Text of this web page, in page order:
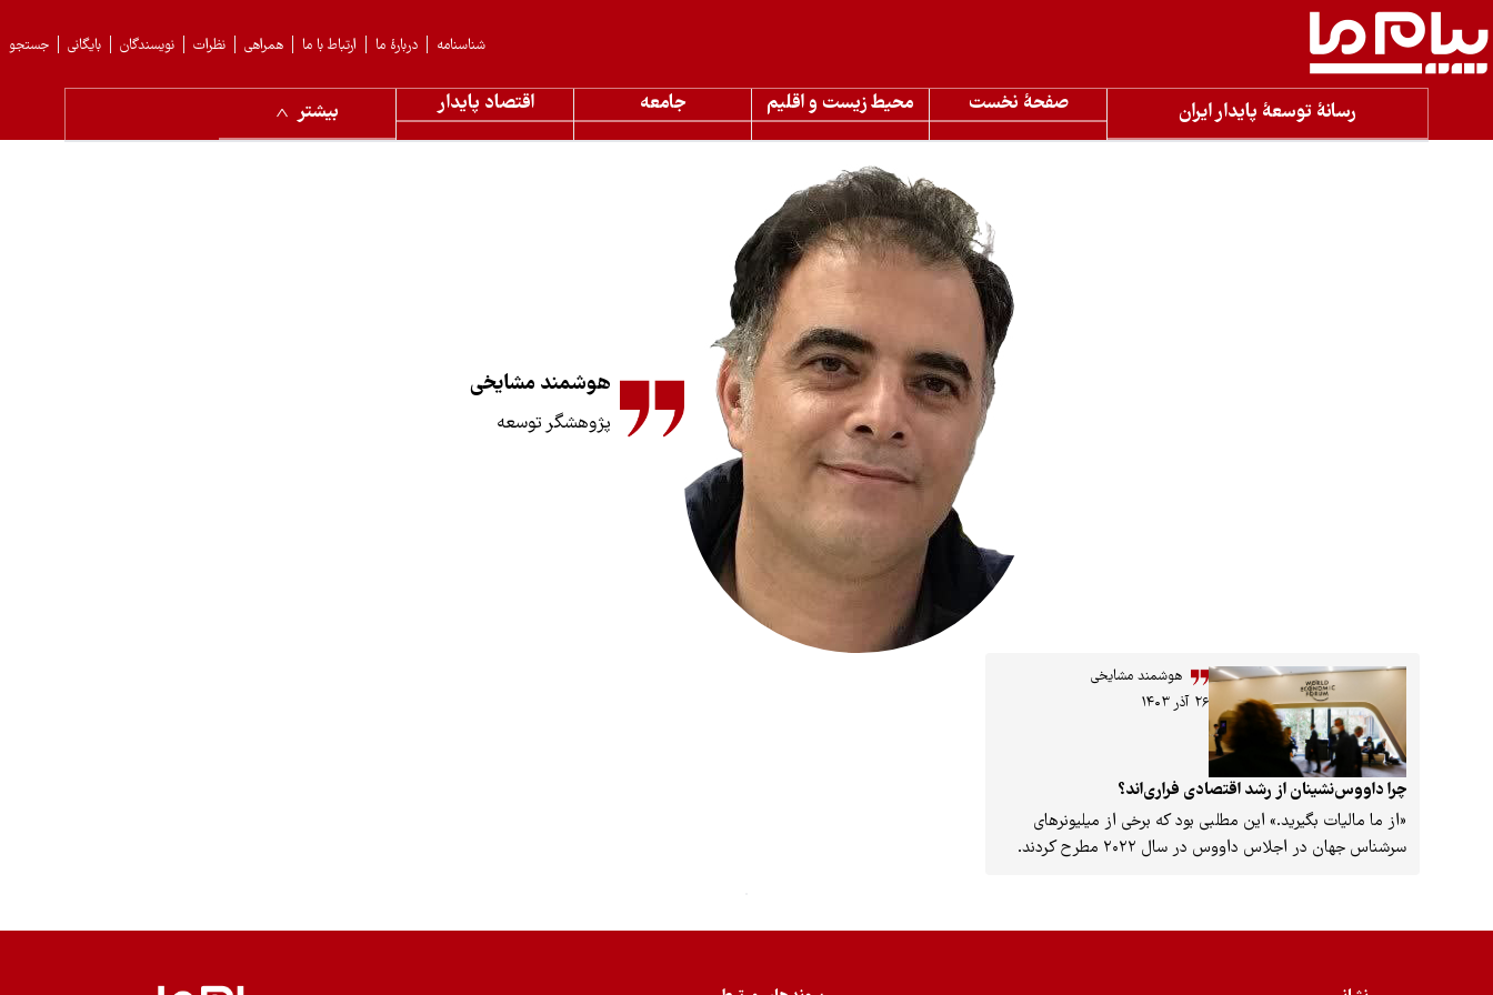
جستجو بایگانی نویسندگان نظرات همراهی ارتباط با ما دربارهٔ ما شناسنامه
رسانۀ توسعۀ پایدار ایران صفحۀ نخست محیط زیست و اقلیم جامعه اقتصاد پایدار بیشتر
هوشمند مشایخی
پژوهشگر توسعه
هوشمند مشایخی
۲۶ آذر ۱۴۰۳
چرا داووس‌نشینان از رشد اقتصادی فراری‌اند؟
«از ما مالیات بگیرید.» این مطلبی بود که برخی از میلیونرهای
سرشناس جهان در اجلاس داووس در سال ۲۰۲۲ مطرح کردند.
همه اندوخته­‌هایشان را خواهد بلعید و اثری از ثروت و مکنتشان